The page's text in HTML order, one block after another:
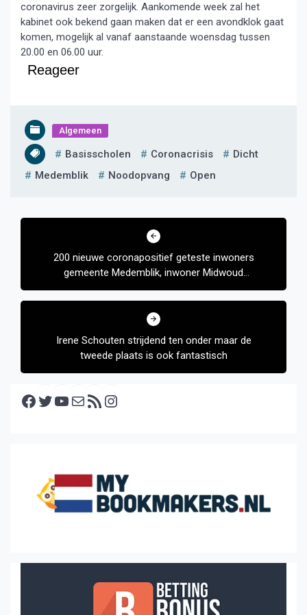
coronavirus zeer zorgelijk. Aankomende week zal het
kabinet ook bekend gaan maken dat er een avondklok gaat
komen, mogelijk al vanaf aanstaande woensdag tussen
20.00 en 06.00 uur.
Reageer
Algemeen
Basisscholen Coronacrisis
Dicht
Medemblik
Noodopvang Open
Bericht
200 nieuwe coronapositief geteste inwoners
gemeente Medemblik, inwoner Midwoud
overleden
Irene Schouten strijdend ten onder maar de
tweede plaats is ook fantastisch
Facebook Twitter YouTube E-mail RSS feed